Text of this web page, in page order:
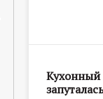
Кухонный